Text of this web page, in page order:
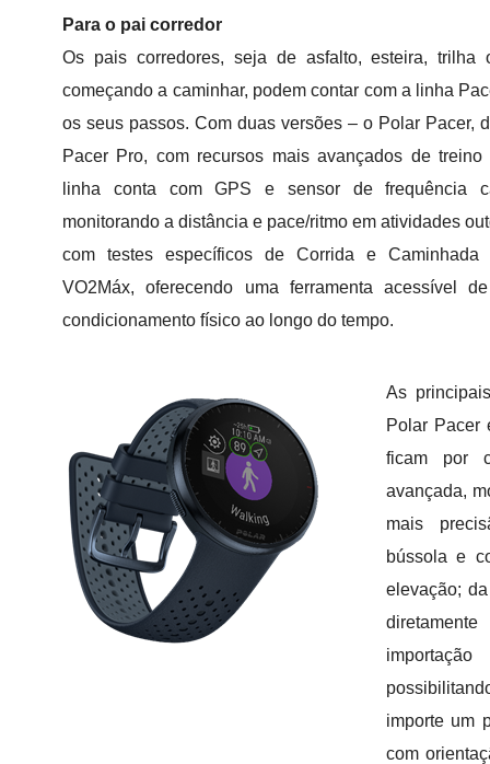
Para o pai corredor
Os pais corredores, seja de asfalto, esteira, trilha
começando a caminhar, podem contar com a linha
os seus passos. Com duas versões – o Polar Pacer,
Pacer Pro, com recursos mais avançados de
linha conta com GPS e sensor de frequência
monitorando a distância e pace/ritmo em atividades
com testes específicos de Corrida e Caminhada
VO2Máx, oferecendo uma ferramenta acessível
condicionamento físico ao longo do tempo.
As
Polar Pacer
ficam por
avançada,
mais
bússola e
elevação;
importe um
com